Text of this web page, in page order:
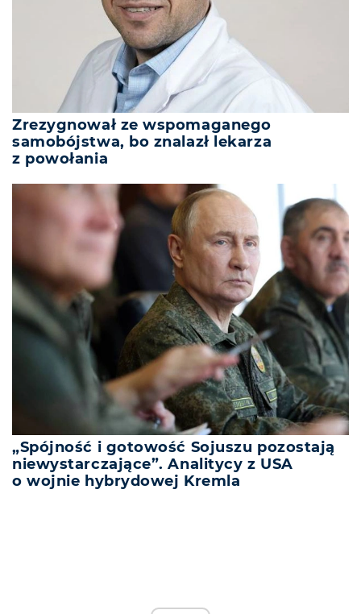
Zrezygnował ze wspomaganego
samobójstwa, bo znalazł lekarza
z powołania
„Spójność i gotowość Sojuszu pozostają
niewystarczające”. Analitycy z USA
o wojnie hybrydowej Kremla